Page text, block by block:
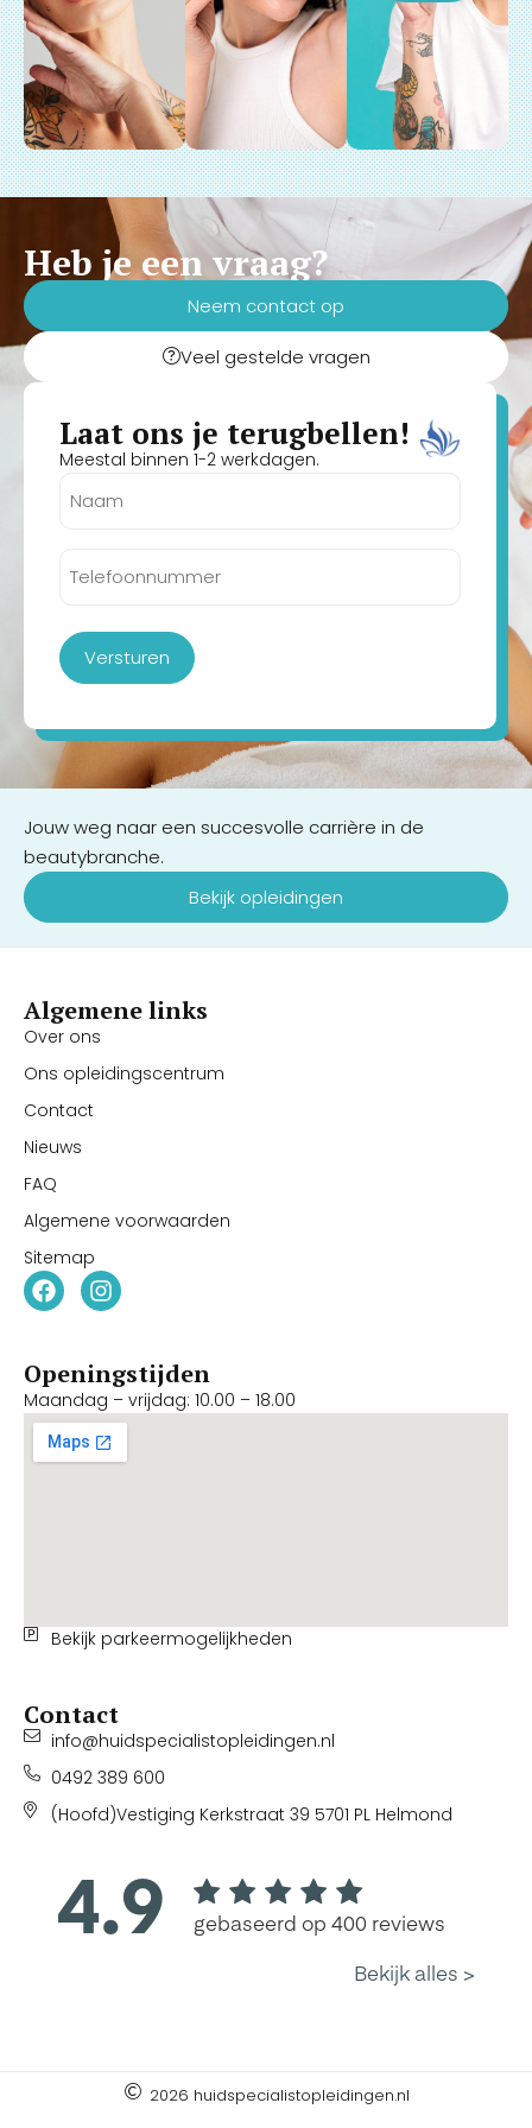
Heb je een vraag?
Neem contact op
Veel gestelde vragen
Laat ons je terugbellen!
Meestal binnen 1-2 werkdagen.
Versturen
Jouw weg naar een succesvolle carrière in de
beautybranche.
Bekijk opleidingen
Algemene links
Over ons
Ons opleidingscentrum
Contact
Nieuws
FAQ
Algemene voorwaarden
Sitemap
Openingstijden
Maandag – vrijdag: 10.00 – 18.00
Bekijk parkeermogelijkheden
Contact
info@huidspecialistopleidingen.nl
0492 389 600
(Hoofd)Vestiging Kerkstraat 39 5701 PL Helmond
2026 huidspecialistopleidingen.nl